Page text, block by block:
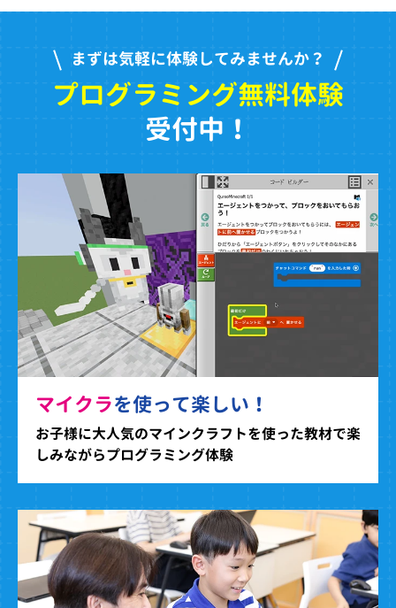
まずは気軽に体験してみませんか？
プログラミング無料体験
受付中！
マイクラを使って楽しい！
お子様に大人気のマインクラフトを使った教材で楽
しみながらプログラミング体験